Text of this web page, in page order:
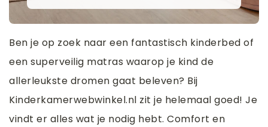
Ben je op zoek naar een fantastisch kinderbed of
een superveilig matras waarop je kind de
allerleukste dromen gaat beleven? Bij
Kinderkamerwebwinkel.nl zit je helemaal goed! Je
vindt er alles wat je nodig hebt. Comfort en